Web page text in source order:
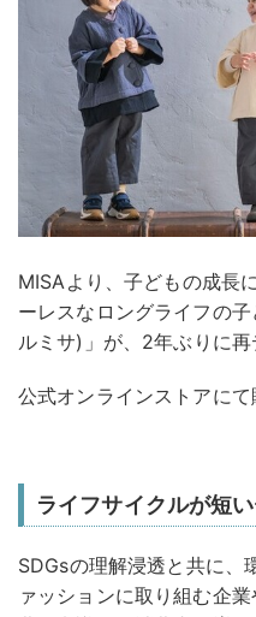
MISAより、子どもの成長
ーレスなロングライフの
ルミサ)」が、2年ぶりに再
公式オンラインストアにて
ライフサイクルが短
SDGsの理解浸透と共に、
ァッションに取り組む企